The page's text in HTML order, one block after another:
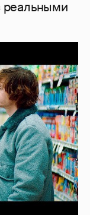
реальными